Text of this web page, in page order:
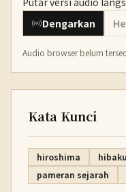
Dengarkan
Audio browser belum
Kata Kunci
hiroshima
pameran sejarah